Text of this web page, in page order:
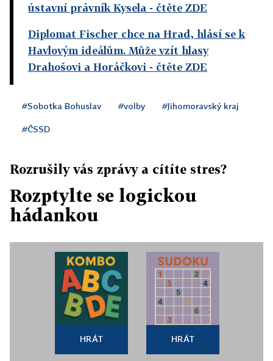
ústavní právník Kysela - čtěte ZDE
Diplomat Fischer chce na Hrad, hlásí se k
Havlovým ideálům. Může vzít hlasy
Drahošovi a Horáčkovi - čtěte ZDE
#Sobotka Bohuslav #volby #Jihomoravský kraj
#ČSSD
Rozrušily vás zprávy a cítíte stres?
Rozptylte se logickou
hádankou
HRÁT HRÁT